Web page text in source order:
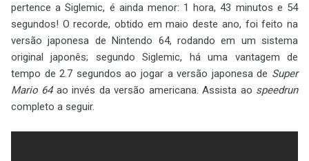
pertence a Siglemic, é ainda menor: 1 hora, 43 minutos e 54
segundos! O recorde, obtido em maio deste ano, foi feito na
versão japonesa de Nintendo 64, rodando em um sistema
original japonês; segundo Siglemic, há uma vantagem de
tempo de 2.7 segundos ao jogar a versão japonesa de Super
Mario 64ao invés da versão americana. Assista ao speedrun
completo a seguir.